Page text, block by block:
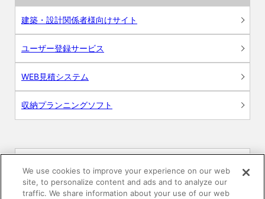
建築・設計関係者様向けサイト
ユーザー登録サービス
WEB見積システム
収納プランニングソフト
CAD
We use cookies to improve your experience on our web
site, to personalize content and ads and to analyze our
traffic. We share information about your use of our web